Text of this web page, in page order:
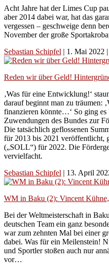
Acht Jahre hat der Limes Cup
aber 2014 dabei war, hat das
vergessen – geschweige denn
November der große
Sebastian Schipfel | 1. Mai 2022 |
Reden wir über Geld!
‚Was für eine Entwicklung!‘
darauf beginnt man zu träumen:
finanzieren könnte…‘ So ging es
Zuwendungen des Bundes zur
Die tatsächlich geflossenen
für 2013 bis 2021 veröffentlicht,
(„SOLL“) für 2022. Die
vervielfacht.
Sebastian Schipfel | 13. April
WM in Baku (2): Vincent
Bei der Weltmeisterschaft in
deutschen Team ein ganz
war zum zehnten Mal bei einer
dabei. Was für ein Meilenstein!
und Sportler stoßen auch nur
vor…